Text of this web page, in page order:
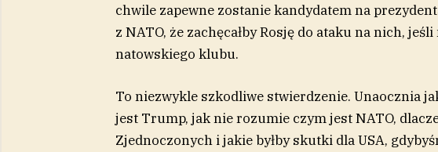
chwile zapewne zostanie kandydatem na
z NATO, że zachęcałby Rosję do ataku na nich,
natowskiego klubu.
To niezwykle szkodliwe stwierdzenie. Unaocznia
jest Trump, jak nie rozumie czym jest NATO,
Zjednoczonych i jakie byłby skutki dla USA,